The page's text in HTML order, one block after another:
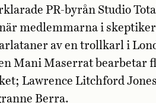
PR-byrån Studio
medlemmarna i
av en trollkarl i
Mani Maserrat bearbetar
Lawrence Litchford
Berra.